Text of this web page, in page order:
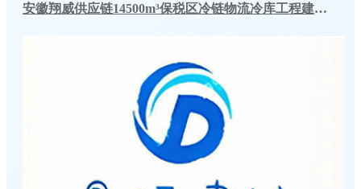
安徽翔威供应链14500m³保税区冷链物流冷库工程建造案例